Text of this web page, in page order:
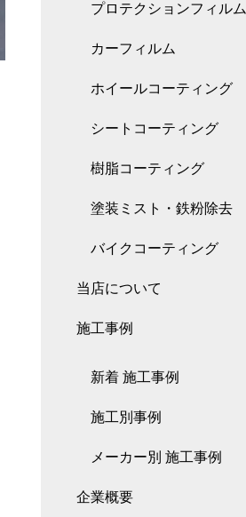
プロテクションフィルム
カーフィルム
ホイールコーティング
シートコーティング
樹脂コーティング
塗装ミスト・鉄粉除去
バイクコーティング
当店について
施工事例
新着 施工事例
施工別事例
メーカー別 施工事例
企業概要